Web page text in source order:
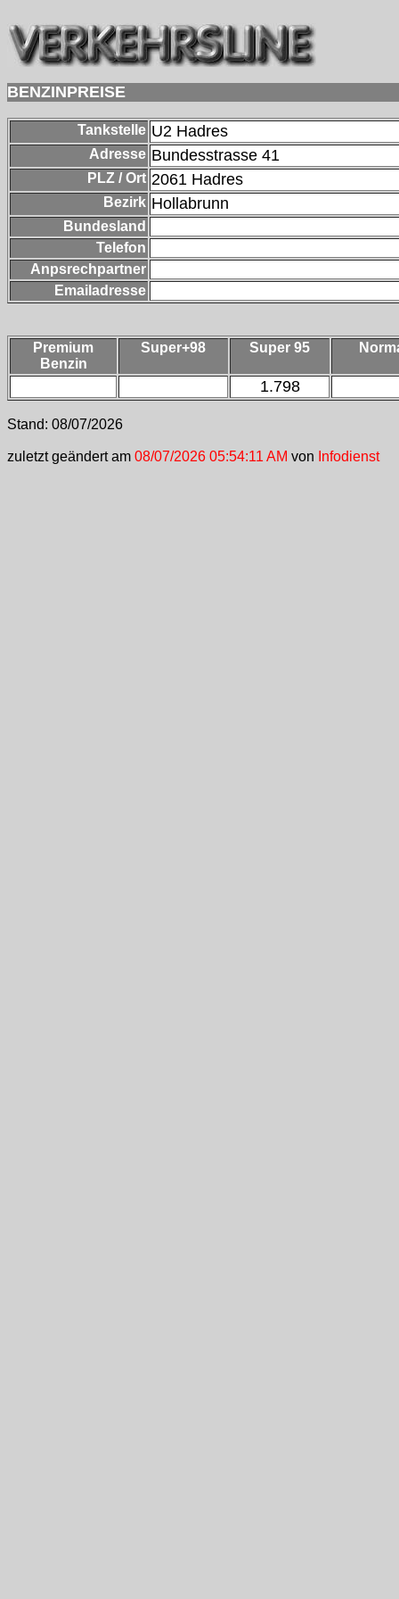
BENZINPREISE
Tankstelle U2 Hadres
Adresse Bundesstrasse 41
PLZ / Ort 2061 Hadres
Bezirk Hollabrunn
Bundesland
Telefon
Anpsrechpartner
Emailadresse
Premium
Benzin
Super+98 Super 95
1.798
Stand: 08/07/2026
zuletzt geändert am 08/07/2026 05:54:11 AM von Infodienst